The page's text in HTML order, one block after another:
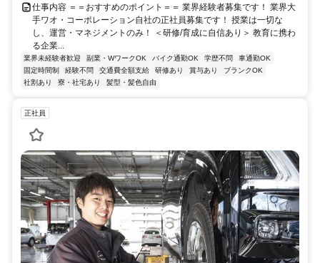
仕事内容 ＝＝おすすめのポイント＝＝ 業界経験者募集です！ 業界大
手ワオ・コーポレーション自社の正社員募集です！ 授業は一切な
し、運営・マネジメントのみ！ ＜研修/育成に自信あり＞ 教育に携わ
る企業...
業界未経験者歓迎 副業・WワークOK バイク通勤OK 学歴不問
車通勤OK
固定時間制
経験不問 交通費全額支給 研修あり 賞与あり
ブランクOK
社割あり
寮・社宅あり 髪型・髪色自由
正社員